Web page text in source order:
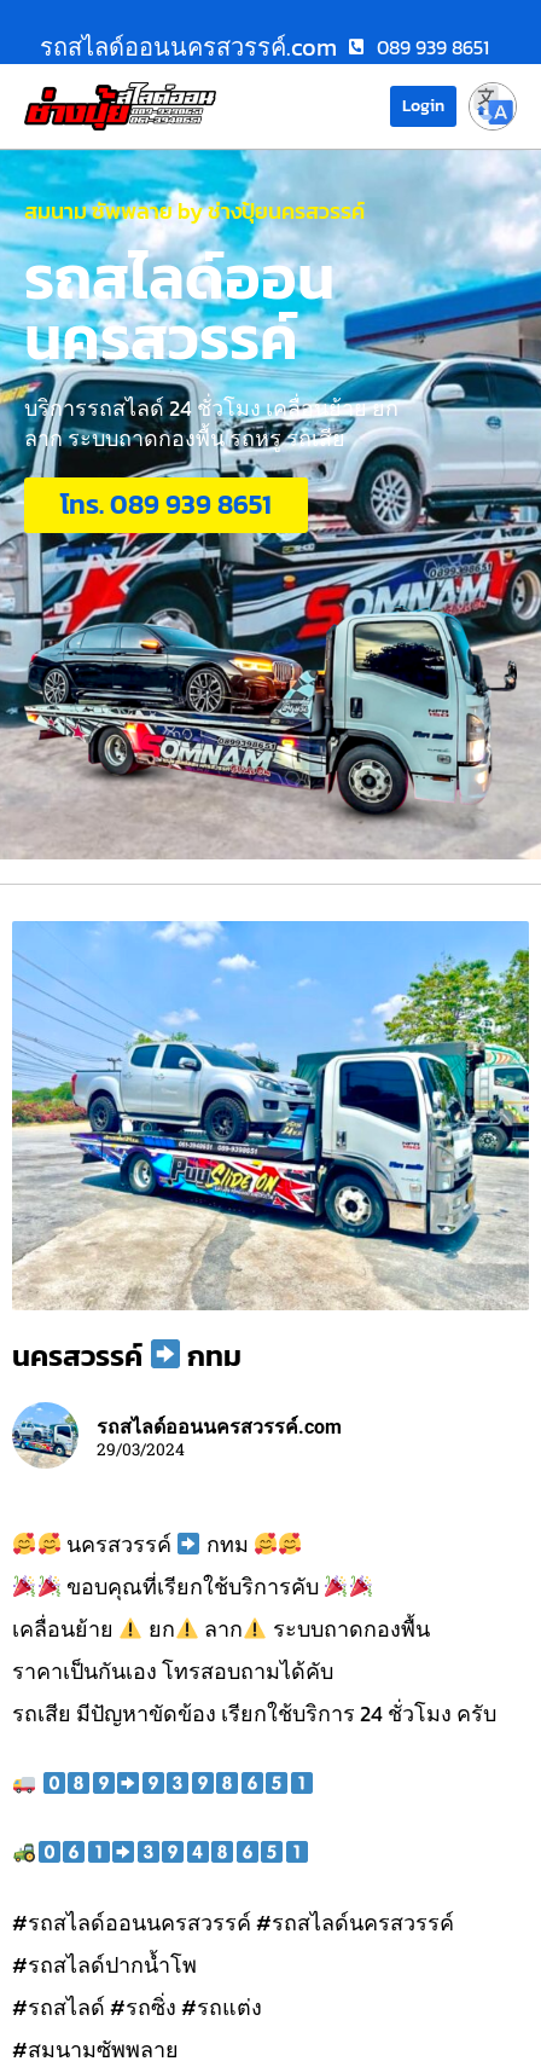
รถสไลด์ออนนครสวรรค์.com 089 939 8651
Login
สมนาม ซัพพลาย by ช่างปุ้ยนครสวรรค์
รถสไลด์ออน
นครสวรรค์
บริการรถสไลด์ 24 ชั่วโมง เคลื่อนย้าย ยก
ลาก ระบบถาดกองพื้น รถหรู รถเสีย
โทร. 089 939 8651
นครสวรรค์ กทม
รถสไลด์ออนนครสวรรค์.com
29/03/2024
นครสวรรค์
กทม
ขอบคุณที่เรียกใช้บริการคับ
เคลื่อนย้าย
ยก ลาก
ระบบถาดกองพื้น
ราคาเป็นกันเอง โทรสอบถามได้คับ
รถเสีย มีปัญหาขัดข้อง เรียกใช้บริการ 24 ชั่วโมง ครับ
#รถสไลด์ออนนครสวรรค์ #รถสไลด์นครสวรรค์
#รถสไลด์ปากน้ำโพ
#รถสไลด์ #รถซิ่ง #รถแต่ง
#สมนามซัพพลาย